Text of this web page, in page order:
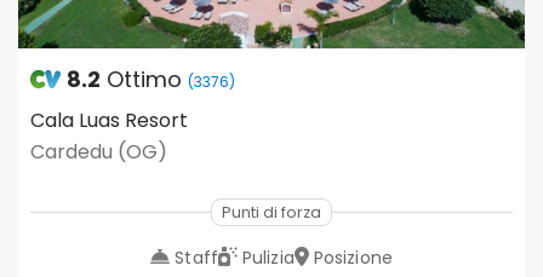
8.2 Ottimo (3376)
Cala Luas Resort
Cardedu (OG)
Punti di forza
Staff Pulizia Posizione